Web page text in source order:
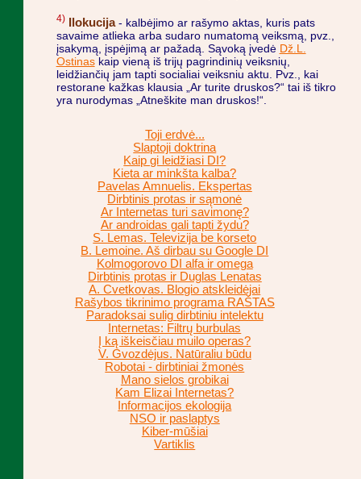
4) Ilokucija- kalbėjimo ar rašymo aktas, kuris pats
savaime atlieka arba sudaro numatomą veiksmą, pvz.,
įsakymą, įspėjimą ar pažadą. Sąvoką įvedė Dž.L.
Ostinaskaip vieną iš trijų pagrindinių veiksnių,
leidžiančių jam tapti socialiai veiksniu aktu. Pvz., kai
restorane kažkas klausia „Ar turite druskos?“ tai iš tikro
yra nurodymas „Atneškite man druskos!“.
Toji erdvė...
Slaptoji doktrina
Kaip gi leidžiasi DI?
Kieta ar minkšta kalba?
Pavelas Amnuelis. Ekspertas
Dirbtinis protas ir sąmonė
Ar Internetas turi savimonę?
Ar androidas gali tapti žydu?
S. Lemas. Televizija be korseto
B. Lemoine. Aš dirbau su Google DI
Kolmogorovo DI alfa ir omega
Dirbtinis protas ir Duglas Lenatas
A. Cvetkovas. Blogio atskleidėjai
Rašybos tikrinimo programa RAŠTAS
Paradoksai sulig dirbtiniu intelektu
Internetas: Filtrų burbulas
Į ką iškeisčiau muilo operas?
V. Gvozdėjus. Natūraliu būdu
Robotai - dirbtiniai žmonės
Mano sielos grobikai
Kam Elizai Internetas?
Informacijos ekologija
NSO ir paslaptys
Kiber-mūšiai
Vartiklis